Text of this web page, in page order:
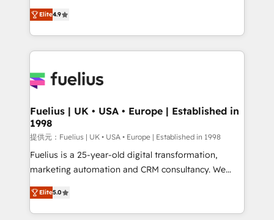
'𝗖𝗼𝗻𝘁𝗮𝗰𝘁 𝗯𝘂𝘀𝗶𝗻𝗲𝘀𝘀' button to get in touch (𝘸𝘦'𝘳𝘦
𝘴𝘶𝘱𝘦𝘳 𝘳𝘦𝘴𝘱𝘰𝘯𝘴𝘪𝘷𝘦)
HubSpot experts ready to help you. We can
implement the platform into complex business
environments, optimise what you've got and make
sure you can actually use it, build your website in
for you and execute it on HubSpot. We are on the
framework, meaning we've been accredited by
HubSpot and vetted by the CCS, which means we
can support public sector companies as well the
other ones listed in our profile. Our services: -
HubSpot implementation - HubSpot CMS website
is there for you to: - Grow revenue, and run your
business more efficiently - Build stronger
Elite4.9
Fuelius | UK • USA • Europe | Established in
1998
提供元：Fuelius | UK • USA • Europe | Established in 1998
Fuelius is a 25-year-old digital transformation,
marketing automation and CRM consultancy. We
enable mid-market and enterprise clients to
maximise their return from digital and fuel their
growth. We modernise platforms, streamline
Elite5.0